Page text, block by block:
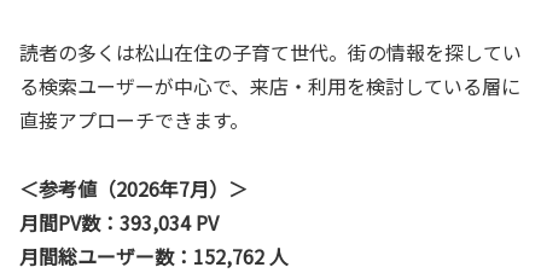
読者の多くは松山在住の子育て世代。街の情報を探してい
る検索ユーザーが中心で、来店・利用を検討している層に
直接アプローチできます。
＜参考値（2026年7月）＞
月間PV数：393,034 PV
月間総ユーザー数：152,762 人